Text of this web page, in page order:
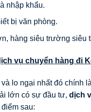
nhập khẩu.
bị văn phòng.
hàng siêu trường siêu
vụ chuyển hàng đi
lo ngại nhất đó chính
lớn có sự đầu tư, dịch
sau: